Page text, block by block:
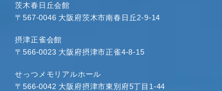
2023年4月
2023年3月
茨木春日丘会館
〒567-0046 大阪府茨木市南春日丘2-9-14
摂津正雀会館
〒566-0023 大阪府摂津市正雀4-8-15
せっつメモリアルホール
〒566-0042 大阪府摂津市東別府5丁目1-44